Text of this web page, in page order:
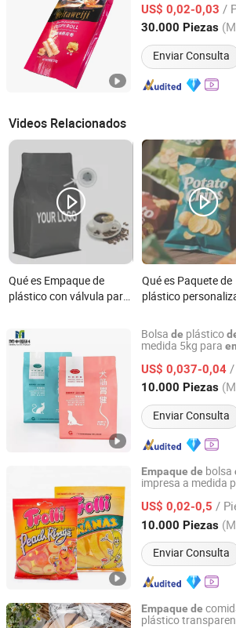
US$ 0,02-0,03 /
30.000 Piezas
Enviar Consulta
Guangdong, China Desde
Videos Relacionados
Qué es Empaque de
plástico con válvula para
doypack de pie
personalizada al por
mayor
Qué es Paquete de
plástico
bolsa de empaque
papas fritas
Bolsa de plástico
medida 5kg para
US$ 0,037-0,04 /
10.000 Piezas
Enviar Consulta
Yantai Meifeng Plastic Products Co., Ltd.
Shandong, China Desde
Empaque de bolsa
impresa a medida
US$ 0,02-0,5 /
10.000 Piezas
Enviar Consulta
Qingdao RAJ Packaging Products Co.,
Shandong, China Desde
Empaque de
plástico